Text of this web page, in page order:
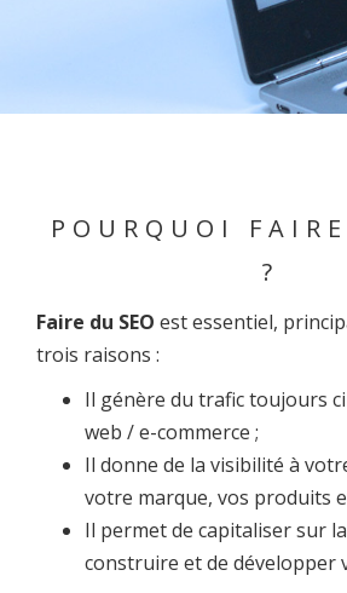
POURQUOI
?
Faire du SEO est essentiel,
trois raisons :
Il génère du trafic toujours
web / e-commerce ;
Il donne de la visibilité à
votre marque, vos produits
Il permet de capitaliser sur
construire et de développer